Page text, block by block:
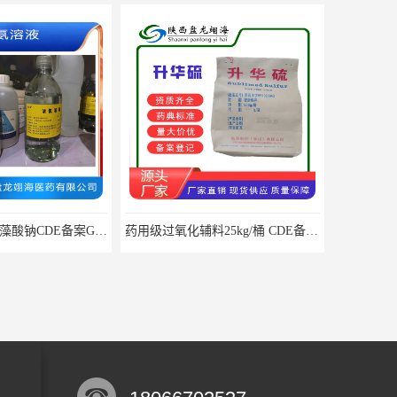
医用级辅料药海藻酸钠CDE备案GMP COA质检 药用级过氧化辅料25kg/桶 CDE备案CP20药典标准